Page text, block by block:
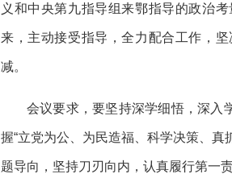
义和中央第九指导组来鄂指导的政治
来，主动接受指导，全力配合工作，
减。
会议要求，要坚持深学细悟，深入
握“立党为公、为民造福、科学决策、
题导向，坚持刀刃向内，认真履行第一